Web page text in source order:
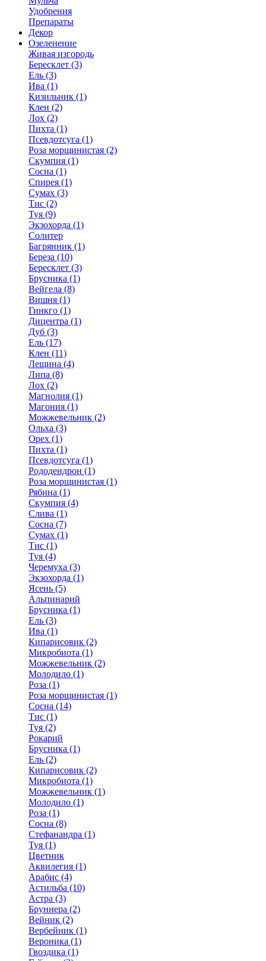
Удобрения
Препараты
Декор
Озеленение
Живая изгородь
Бересклет (3)
Ель (3)
Ива (1)
Кизильник (1)
Клен (2)
Лох (2)
Пихта (1)
Псевдотсуга (1)
Роза морщинистая (2)
Скумпия (1)
Сосна (1)
Спирея (1)
Сумах (3)
Тис (2)
Туя (9)
Экзохорда (1)
Солитер
Багрянник (1)
Береза (10)
Бересклет (3)
Брусника (1)
Вейгела (8)
Вишня (1)
Гинкго (1)
Дицентра (1)
Дуб (3)
Ель (17)
Клен (11)
Лещина (4)
Липа (8)
Лох (2)
Магнолия (1)
Магония (1)
Можжевельник (2)
Ольха (3)
Орех (1)
Пихта (1)
Псевдотсуга (1)
Рододендрон (1)
Роза морщинистая (1)
Рябина (1)
Скумпия (4)
Слива (1)
Сосна (7)
Сумах (1)
Тис (1)
Туя (4)
Черемуха (3)
Экзохорда (1)
Ясень (5)
Альпинарий
Брусника (1)
Ель (3)
Ива (1)
Кипарисовик (2)
Микробиота (1)
Можжевельник (2)
Молодило (1)
Роза (1)
Роза морщинистая (1)
Сосна (14)
Тис (1)
Туя (2)
Рокарий
Брусника (1)
Ель (2)
Кипарисовик (2)
Микробиота (1)
Можжевельник (1)
Молодило (1)
Роза (1)
Сосна (8)
Стефанандра (1)
Туя (1)
Цветник
Аквилегия (1)
Арабис (4)
Астильба (10)
Астра (3)
Бруннера (2)
Вейник (2)
Вербейник (1)
Вероника (1)
Гвоздика (1)